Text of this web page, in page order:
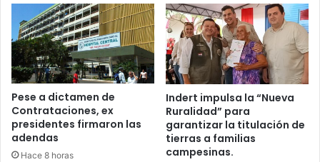
Pese a dictamen de
Contrataciones, ex
presidentes firmaron las
adendas
Hace 8 horas
Indert impulsa la “Nueva
Ruralidad” para
garantizar la titulación de
tierras a familias
campesinas.